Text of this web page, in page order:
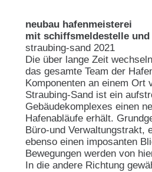
neubau hafenmeisterei
mit schiffsmeldestelle
straubing-sand 2021
Die über lange Zeit
das ge­samte Team der
Komponenten an einem Ort
Straubing-Sand ist ein
Gebäudekomplexes einen
Hafenabläufe erhält.
Büro-und Verwaltungstrakt,
ebenso einen imposanten
Bewegungen werden von
In die andere Richtung